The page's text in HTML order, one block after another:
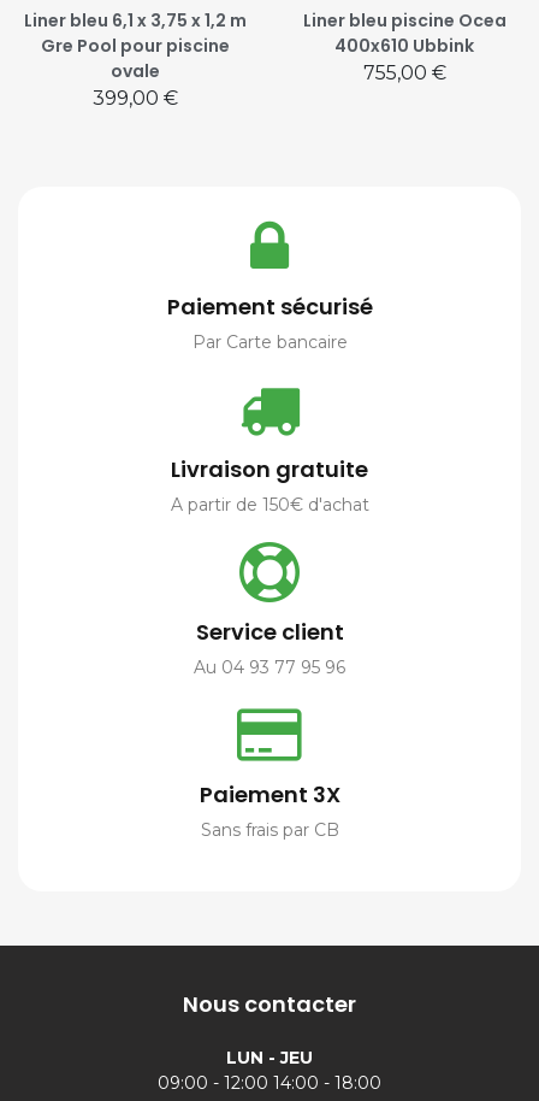
Liner bleu 6,1 x 3,75 x 1,2 m
Gre Pool pour piscine
ovale
Prix
399,00 €
Liner bleu piscine Ocea
400x610 Ubbink
Prix
755,00 €
Paiement sécurisé
Par Carte bancaire
Livraison gratuite
A partir de 150€ d'achat
Service client
Au 04 93 77 95 96
Paiement 3X
Sans frais par CB
Nous contacter
LUN - JEU
09:00 - 12:00 14:00 - 18:00